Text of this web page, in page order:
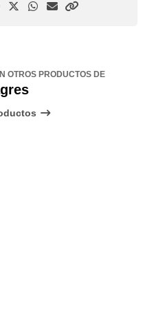
OTROS PRODUCTOS DE